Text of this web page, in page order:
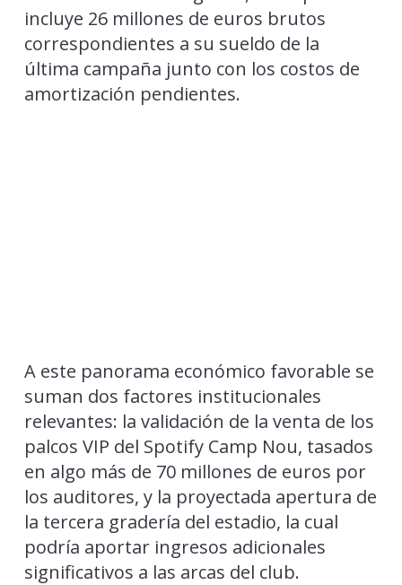
incluye 26 millones de euros brutos
correspondientes a su sueldo de la
última campaña junto con los costos de
amortización pendientes.
A este panorama económico favorable se
suman dos factores institucionales
relevantes: la validación de la venta de los
palcos VIP del Spotify Camp Nou, tasados
en algo más de 70 millones de euros por
los auditores, y la proyectada apertura de
la tercera gradería del estadio, la cual
podría aportar ingresos adicionales
significativos a las arcas del club.